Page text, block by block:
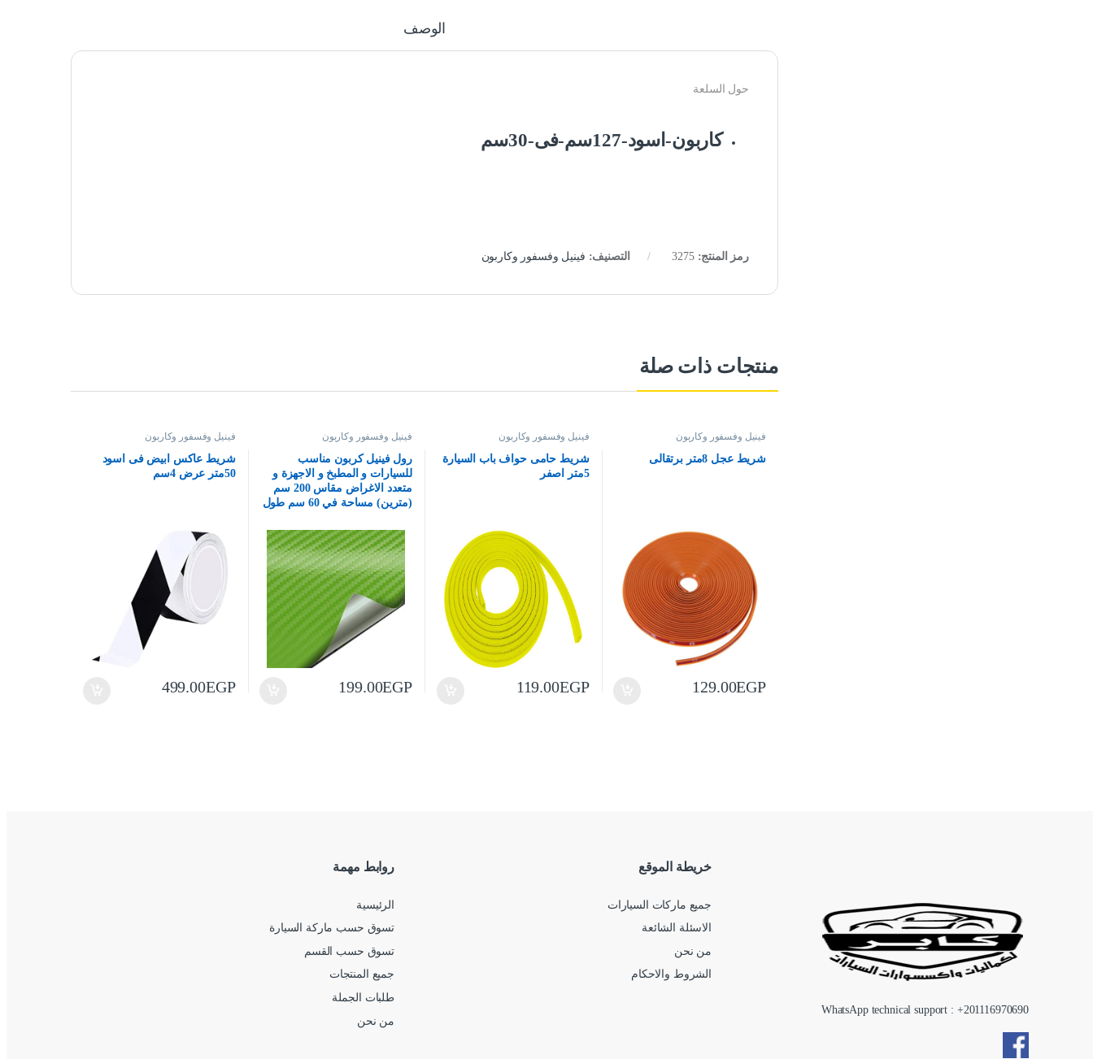
الوصف
حول السلعة
كاربون-اسود-127سم-فى-30سم
رمز المنتج:3275 التصنيف: فينيل وفسفور وكاربون
منتجات ذات صلة
فينيل وفسفور وكاربون
شريط عجل 8متر برتقالى
129.00EGP
فينيل وفسفور وكاربون
شريط حامى حواف باب السيارة
5متر اصفر
119.00EGP
فينيل وفسفور وكاربون
رول فينيل كربون مناسب
للسيارات و المطبخ و الاجهزة و
متعدد الاغراض مقاس 200 سم
(مترين) مساحة في 60 سم طول
199.00EGP
فينيل وفسفور وكاربون
شريط عاكس ابيض فى اسود
50متر عرض 4سم
499.00EGP
WhatsApp technical support : +201116970690
خريطة الموقع
جميع ماركات السيارات
الاسئلة الشائعة
من نحن
الشروط والاحكام
روابط مهمة
الرئيسية
تسوق حسب ماركة السيارة
تسوق حسب القسم
جميع المنتجات
طلبات الجملة
من نحن